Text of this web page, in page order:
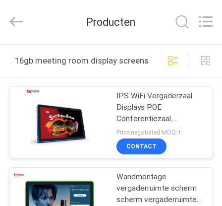
PRODUCTEN
FABRIEKSTOCHT
KWALITEITSCONTROLE
Technology
Rights
Producten
16gb meeting room display screens online fabricage
IPS WiFi Vergaderzaal
Displays POE
Conferentiezaal
Reservering Display
Price negotiated MOQ:1
CONTACT
Wandmontage
vergaderruimte scherm
scherm vergaderruimte